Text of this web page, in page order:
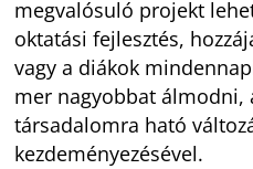
megvalósuló projekt
oktatási fejlesztés,
vagy a diákok
mer nagyobbat álmodni,
társadalomra ható
kezdeményezésével.